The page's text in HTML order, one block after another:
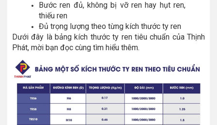
Bước ren đủ, không bị vỡ ren hay hụt ren,
thiếu ren
Đủ trọng lượng theo từng kích thước ty ren
Dưới đây là bảng kích thước ty ren tiêu chuẩn của Thịnh
Phát, mời bạn đọc cùng tìm hiểu thêm.